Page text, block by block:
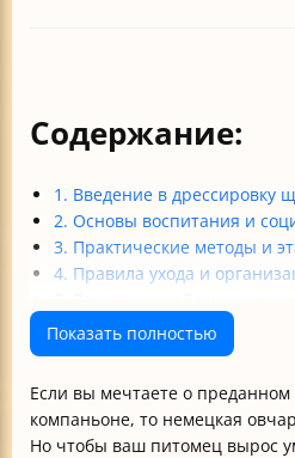
Содержание:
1. Введение в дрессировку
2. Основы воспитания и
3. Практические методы и
4. Правила ухода и
Заключение
Показать полностью
Если вы мечтаете о
компаньоне, то немецкая
Но чтобы ваш питомец вырос